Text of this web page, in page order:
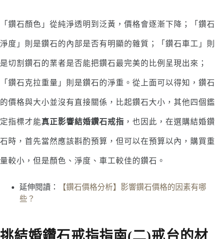
「鑽石顏色」從純淨透明到泛黃，價格會逐漸下降；「鑽石
淨度」則是鑽石的內部是否有明顯的雜質；「鑽石車工」則
是切割鑽石的業者是否能把鑽石最完美的比例呈現出來；
「鑽石克拉重量」則是鑽石的淨重。從上面可以得知，鑽石
的價格與大小並沒有直接關係，比起鑽石大小，其他四個鑑
定指標才能真正影響結婚鑽石戒指 ，也因此，在選購結婚鑽
石時，首先當然應該斟酌預算，但可以在預算以內，購買重
量較小，但是顏色、淨度、車工較佳的鑽石。
延伸閱讀：
【鑽石價格分析】影響鑽石價格的因素有哪
些？
挑結婚鑽石戒指指南(二)戒台的材